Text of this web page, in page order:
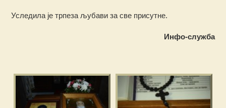
Уследила је трпеза љубави за све присутне.
Инфо-служба